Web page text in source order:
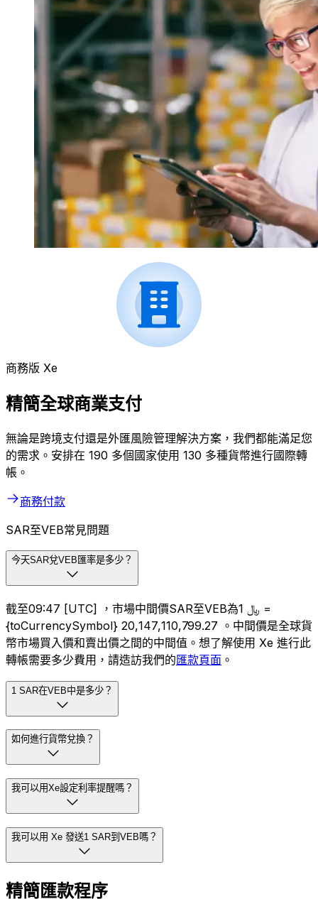
商務版 Xe
精簡全球商業支付
無論是跨境支付還是外匯風險管理解決方案，我們都能滿足您
的需求。安排在 190 多個國家使用 130 多種貨幣進行國際轉
帳。
商務付款
SAR至VEB常見問題
今天SAR兌VEB匯率是多少？
截至09:47 [UTC] ，市場中間價SAR至VEB為﷼ 1 =
{toCurrencySymbol} 20,147,110,799.27 。中間價是全球貨
幣市場買入價和賣出價之間的中間值。想了解使用 Xe 進行此
轉帳需要多少費用，請造訪我們的匯款頁面 。
1 SAR在VEB中是多少？
如何進行貨幣兌換？
我可以用Xe設定利率提醒嗎？
我可以用 Xe 發送1 SAR到VEB嗎？
精簡匯款程序